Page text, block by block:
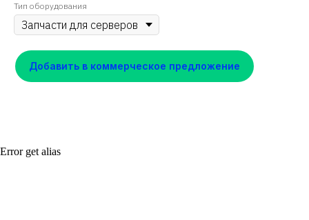
Тип оборудования
Добавить в коммерческое предложение
Error get alias